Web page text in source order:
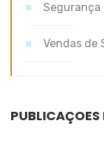
Segurança
Vendas de
PUBLICAÇÕES